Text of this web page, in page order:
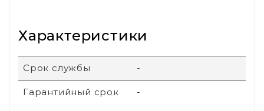
Характеристики
Срок службы -
Гарантийный срок -